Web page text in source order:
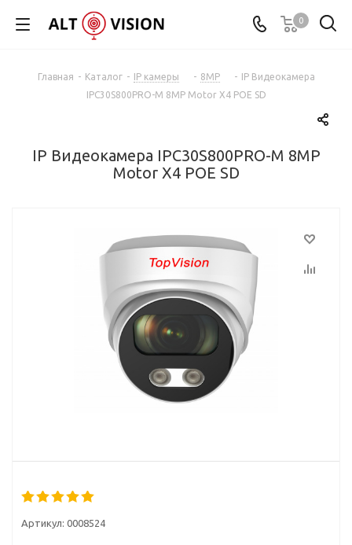
0
Главная - Каталог - IP камеры - 8MP - IP Видеокамера
IPC30S800PRO-M 8MP Motor X4 POE SD
IP Видеокамера IPC30S800PRO-M 8MP
Motor X4 POE SD
Артикул: 0008524